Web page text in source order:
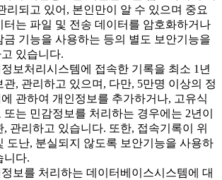
리되고 있어, 본인만이 알 수 있으며 중요
터는 파일 및 전송 데이터를 암호화하거나
금 기능을 사용하는 등의 별도 보안기능을
있습니다.
보처리시스템에 접속한 기록을 최소 1년
관, 관리하고 있으며, 다만, 5만명 이상의 정
관하여 개인정보를 추가하거나, 고유식
또는 민감정보를 처리하는 경우에는 2년이
, 관리하고 있습니다. 또한, 접속기록이 위
도난, 분실되지 않도록 보안기능을 사용하
니다.
정보를 처리하는 데이터베이스시스템에 대